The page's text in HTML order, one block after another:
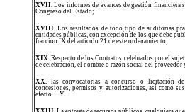
XVII. Los informes de avances de gestión financiera
Congreso del Estado;
XVIII. Los resultados de todo tipo de auditorias
entidades públicas, con excepción de los que debe
fracción IX del artículo 21 de este ordenamiento;
XIX. Respecto de los Contratos celebrados por el
de celebración, el nombre o razón social del
XX. las convocatorias a concurso o licitación de
concesiones, permisos y autorizaciones, así como
efecto… Y